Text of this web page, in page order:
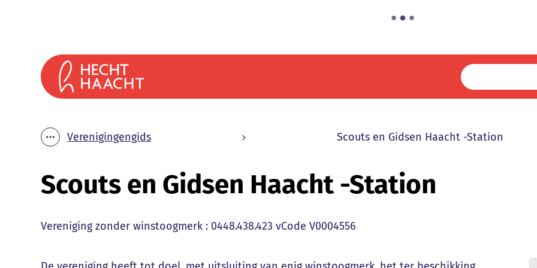
Gemeente Haacht
Toon alle broodkruimel items
Verenigingengids Scouts en Gidsen Haacht -Station
Scouts en Gidsen Haacht -Station
Type
Vereniging zonder winstoogmerk : 0448.438.423 vCode V0004556